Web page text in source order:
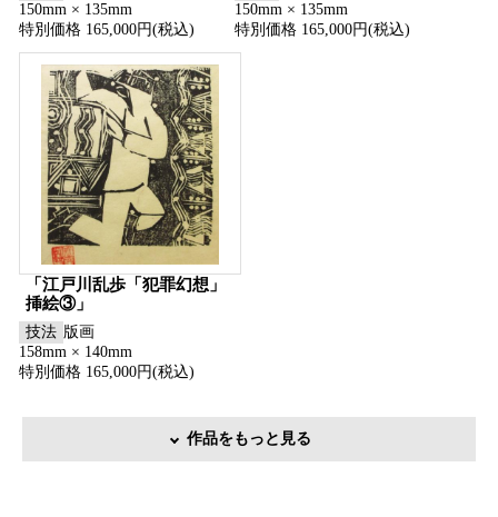
150mm × 135mm
特別価格 165,000円(税込)
150mm × 135mm
特別価格 165,000円(税込)
「江戸川乱歩「犯罪幻想」
挿絵③」
技法 版画
158mm × 140mm
特別価格 165,000円(税込)
作品をもっと見る